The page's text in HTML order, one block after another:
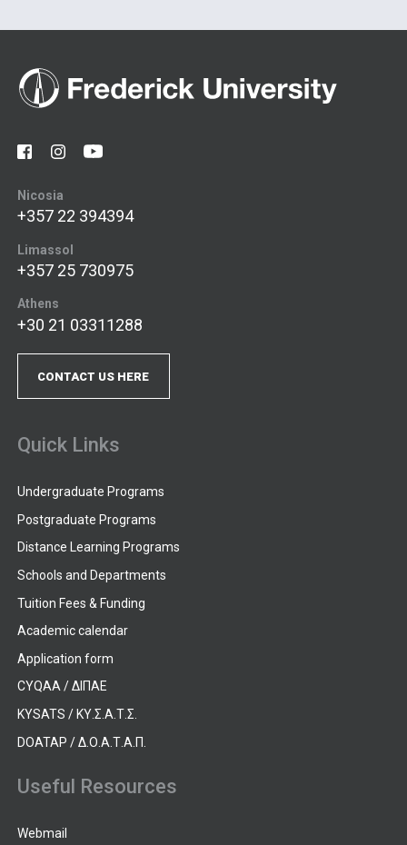
Nicosia
+357 22 394394
Limassol
+357 25 730975
Athens
+30 21 03311288
CONTACT US HERE
Quick Links
Undergraduate Programs
Postgraduate Programs
Distance Learning Programs
Schools and Departments
Tuition Fees & Funding
Academic calendar
Application form
CYQAA / ΔΙΠΑΕ
KYSATS / ΚΥ.Σ.Α.Τ.Σ.
DOATAP / Δ.Ο.Α.Τ.Α.Π.
Useful Resources
Webmail